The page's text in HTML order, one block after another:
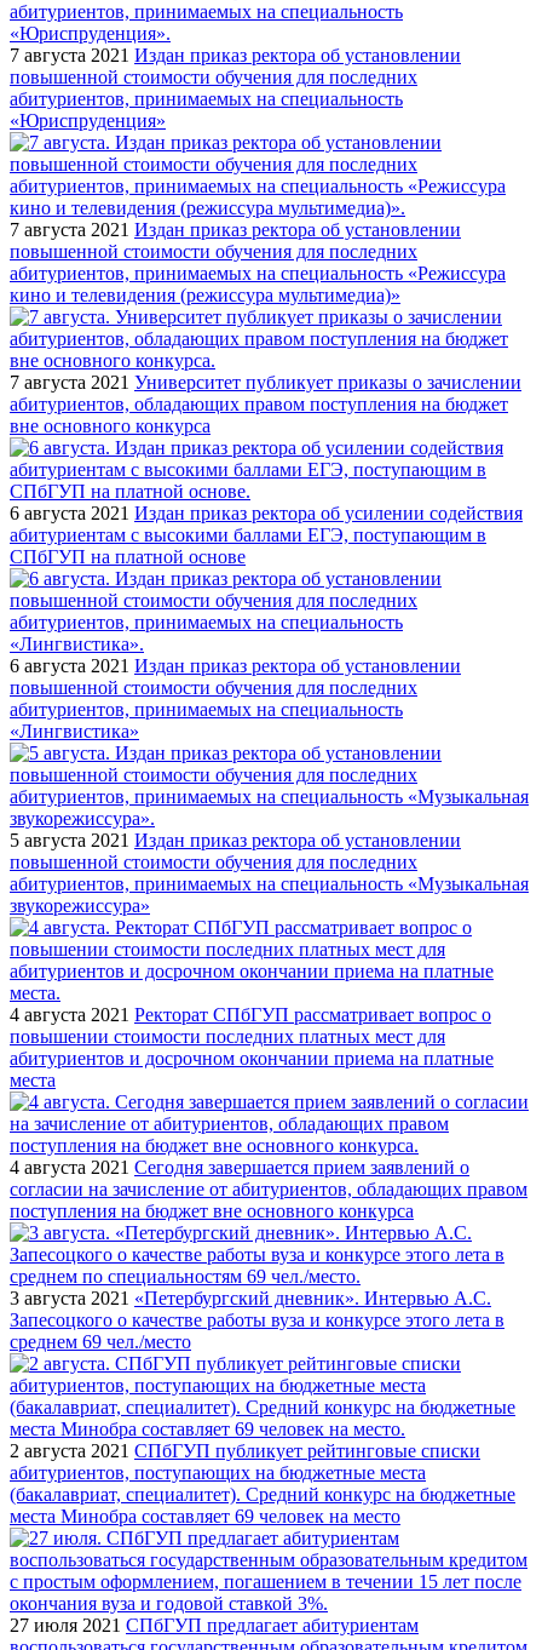
7 августа 2021 Издан приказ ректора об установлении
повышенной стоимости обучения для последних
абитуриентов, принимаемых на специальность
«Юриспруденция»
7 августа 2021 Издан приказ ректора об установлении
повышенной стоимости обучения для последних
абитуриентов, принимаемых на специальность «Режиссура
кино и телевидения (режиссура мультимедиа)»
7 августа 2021 Университет публикует приказы о зачислении
абитуриентов, обладающих правом поступления на бюджет
вне основного конкурса
6 августа 2021 Издан приказ ректора об усилении содействия
абитуриентам с высокими баллами ЕГЭ, поступающим в
СПбГУП на платной основе
6 августа 2021 Издан приказ ректора об установлении
повышенной стоимости обучения для последних
абитуриентов, принимаемых на специальность
«Лингвистика»
5 августа 2021 Издан приказ ректора об установлении
повышенной стоимости обучения для последних
абитуриентов, принимаемых на специальность «Музыкальная
звукорежиссура»
4 августа 2021 Ректорат СПбГУП рассматривает вопрос о
повышении стоимости последних платных мест для
абитуриентов и досрочном окончании приема на платные
места
4 августа 2021 Сегодня завершается прием заявлений о
согласии на зачисление от абитуриентов, обладающих правом
поступления на бюджет вне основного конкурса
3 августа 2021 «Петербургский дневник». Интервью А.С.
Запесоцкого о качестве работы вуза и конкурсе этого лета в
среднем 69 чел./место
2 августа 2021 СПбГУП публикует рейтинговые списки
абитуриентов, поступающих на бюджетные места
(бакалавриат, специалитет). Средний конкурс на бюджетные
места Минобра составляет 69 человек на место
27 июля 2021 СПбГУП предлагает абитуриентам